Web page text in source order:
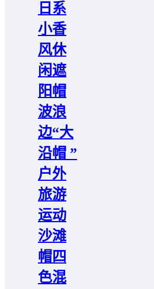
日系
小香
风休
闲遮
阳帽
波浪
边“大
沿帽 ”
户外
旅游
运动
沙滩
帽四
色混